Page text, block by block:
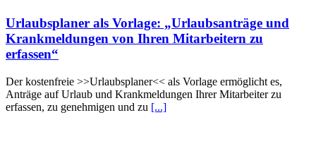
Urlaubsplaner als Vorlage: „Urlaubsanträge und
Krankmeldungen von Ihren Mitarbeitern zu
erfassen“
Der kostenfreie >>Urlaubsplaner<< als Vorlage ermöglicht es,
Anträge auf Urlaub und Krankmeldungen Ihrer Mitarbeiter zu
erfassen, zu genehmigen und zu [...]